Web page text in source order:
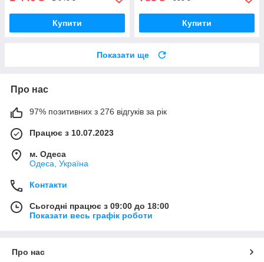
Купити Купити
Показати ще
Про нас
97% позитивних з 276 відгуків за рік
Працює з 10.07.2023
м. Одеса
Одеса, Україна
Контакти
Сьогодні працює з 09:00 до 18:00
Показати весь графік роботи
Про нас